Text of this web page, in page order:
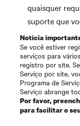
quaisquer
suporte que
Noticia
Se você estiver
serviços para
registro por site.
Serviço por site,
Programa de
Serviço abrange
Por favor,
para facilitar o